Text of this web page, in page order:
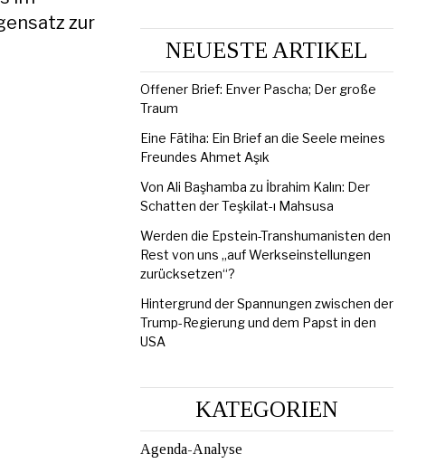
zur
NEUESTE ARTIKEL
Offener Brief: Enver Pascha; Der große
Traum
Eine Fātiha: Ein Brief an die Seele meines
Freundes Ahmet Aşık
Von Ali Başhamba zu İbrahim Kalın: Der
Schatten der Teşkilat-ı Mahsusa
Werden die Epstein-Transhumanisten den
Rest von uns „auf Werkseinstellungen
zurücksetzen“?
Hintergrund der Spannungen zwischen der
Trump-Regierung und dem Papst in den
USA
KATEGORIEN
Agenda-Analyse